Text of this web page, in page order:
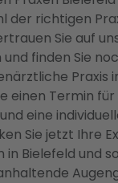
der richtigen
Sie auf
finden Sie
Praxis
einen Termin
eine
Sie jetzt Ihre
in Bielefeld und